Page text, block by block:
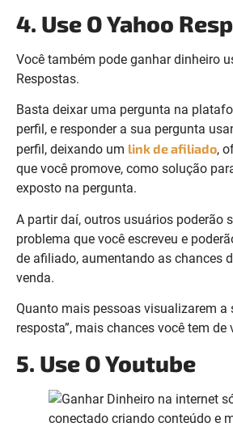
4. Use O Yahoo
Você também pode ganhar dinheiro
Respostas.
Basta deixar uma pergunta na
perfil, e responder a sua pergunta
perfil, deixando um link de afiliado,
que você promove, como solução
exposto na pergunta.
A partir daí, outros usuários poderão
problema que você escreveu e
de afiliado, aumentando as chances
venda.
Quanto mais pessoas visualizarem a
resposta”, mais chances você tem de
5. Use O Youtube